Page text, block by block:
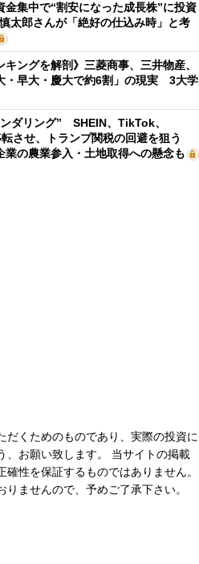
集中で“割安になった成長株”に投資
太郎さんが「絶好の仕込み時」と考
キングを解剖》三菱商事、三井物産、
・早大・慶大で約6割」の現実 3大学
ダリング” SHEIN、TikTok、
させ、トランプ関税の回避を狙う
の農業参入・土地取得への懸念も
だくためのものであり、実際の投資に
、お願い致します。 当サイトの掲載
性を保証するものではありません。
ませんので、予めご了承下さい。